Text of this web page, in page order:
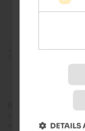
Bruneck Kronplatz
+39 0474 555722
DETAILS